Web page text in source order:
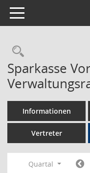
Toggle navigation
Sparkasse
Informationen
Vertreter
Quartal